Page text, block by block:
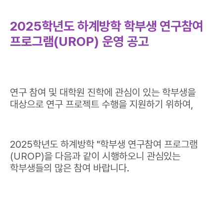
2025학년도 하계방학 학부생 연구참여
프로그램(UROP) 운영 공고
연구 참여 및 대학원 진학에 관심이 있는 학부생을
대상으로 연구 프로젝트 수행을 지원하기 위하여,
2025학년도 하계방학 "학부생 연구참여 프로그램
(UROP)을 다음과 같이 시행하오니 관심있는
학부생들의 많은 참여 바랍니다.